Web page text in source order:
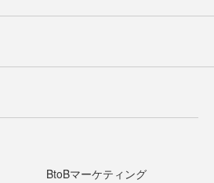
BtoBマーケティング